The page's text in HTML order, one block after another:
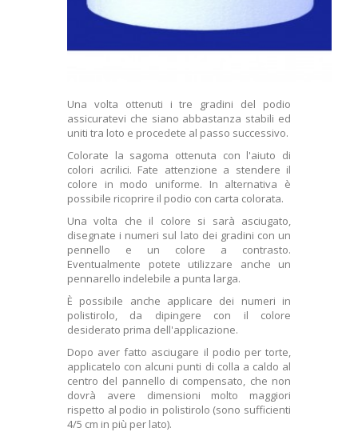
Una volta ottenuti i tre gradini del podio
assicuratevi che siano abbastanza stabili ed
uniti tra loto e procedete al passo successivo.
Colorate la sagoma ottenuta con l'aiuto di
colori acrilici. Fate attenzione a stendere il
colore in modo uniforme. In alternativa è
possibile ricoprire il podio con carta colorata.
Una volta che il colore si sarà asciugato,
disegnate i numeri sul lato dei gradini con un
pennello e un colore a contrasto.
Eventualmente potete utilizzare anche un
pennarello indelebile a punta larga.
È possibile anche applicare dei numeri in
polistirolo, da dipingere con il colore
desiderato prima dell'applicazione.
Dopo aver fatto asciugare il podio per torte,
applicatelo con alcuni punti di colla a caldo al
centro del pannello di compensato, che non
dovrà avere dimensioni molto maggiori
rispetto al podio in polistirolo (sono sufficienti
4/5 cm in più per lato).